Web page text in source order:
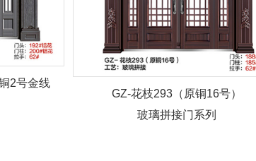
2号金线
GZ-花枝293（原铜16号）
玻璃拼接门系列